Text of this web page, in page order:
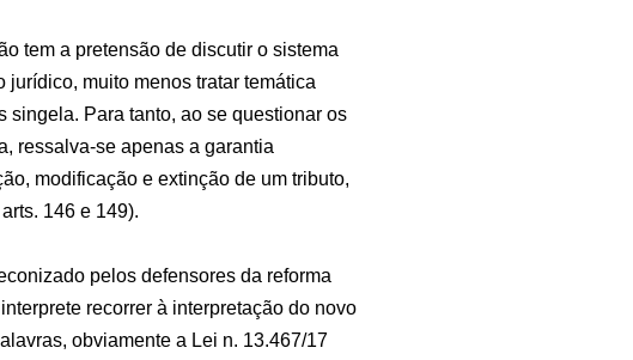
tem a pretensão de discutir o sistema
muito menos tratar temática
singela. Para tanto, ao se questionar os
ressalva-se apenas a garantia
modificação e extinção de um tributo,
146 e 149).
pelos defensores da reforma
recorrer à interpretação do novo
obviamente a Lei n. 13.467/17